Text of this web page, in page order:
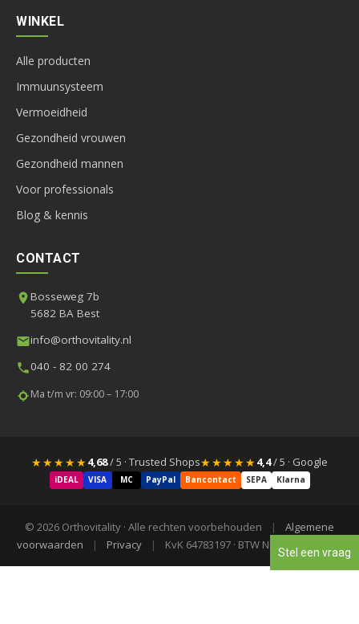
WINKEL
Alle producten
Immuunsysteem
Vermoeidheid
Gezondheid vrouwen
Gezondheid mannen
Voor professionals
Blog & kennis
CONTACT
Bosseweg 7b
5682 BA Best
info@orthovitality.nl
040 - 82 00 274
Ma t/m vr: 09:00 – 17:00
★★★★★4,68/ 5 · Trusted Shops★★★★★4,4/ 5 · Google
iDEAL VISA MC PayPal Bancontact SEPA Klarna
© 2026 Orthovitality · Alle rechten voorbehouden |
Algemene
voorwaarden
| Privacy | KvK 64783197 · BTW NL855840523B01
Stel een vraag